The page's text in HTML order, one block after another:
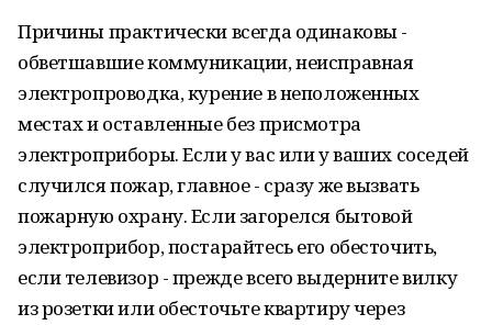
Причины практически всегда одинаковы -
обветшавшие коммуникации, неисправная
электропроводка, курение в неположенных
местах и оставленные без присмотра
электроприборы. Если у вас или у ваших соседей
случился пожар, главное - сразу же вызвать
пожарную охрану. Если загорелся бытовой
электроприбор, постарайтесь его обесточить,
если телевизор - прежде всего выдерните вилку
из розетки или обесточьте квартиру через